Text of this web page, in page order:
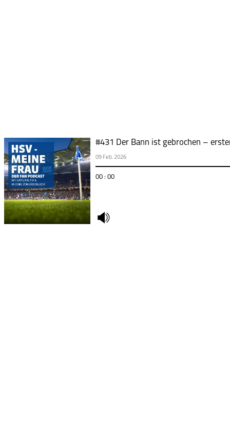
#431 Der Bann ist gebrochen –
09 Feb. 2026
00 : 00